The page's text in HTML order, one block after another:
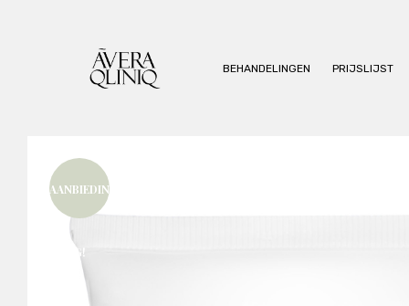
BEHANDELINGEN PRIJSLIJST
AANBIEDIN
G!